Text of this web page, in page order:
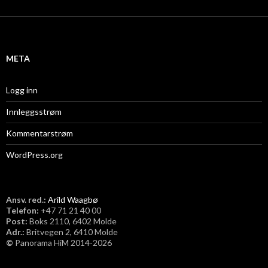
i
META
Logg inn
Innleggsstrøm
Kommentarstrøm
WordPress.org
Ansv. red.: Arild Waagbø
Telefon: ​+47 71 21 40 00
Post: Boks 2110, 6402 Molde
Adr.: Britvegen 2, 6410 Molde
© Panorama HiM 2014-2026